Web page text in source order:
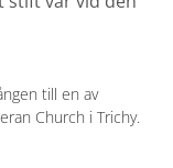
till en av
Church i Trichy.